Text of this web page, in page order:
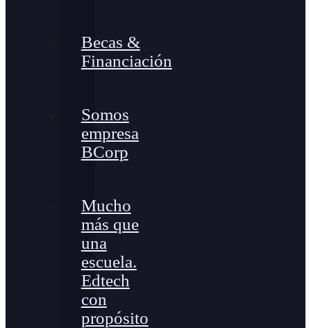
Becas &
Financiación
Somos
empresa
BCorp
Mucho
más que
una
escuela.
Edtech
con
propósito